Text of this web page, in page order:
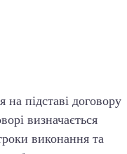
на підставі договору
визначається
виконання та